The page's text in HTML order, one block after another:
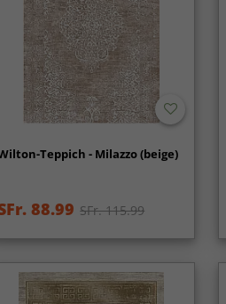
Teppich - Milazzo (beige)
88.99 SFr. 115.99